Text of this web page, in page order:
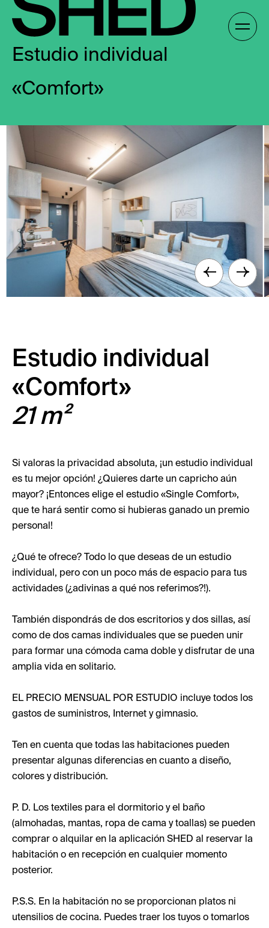
Skip
to
content
Estudio individual
«Comfort»
Estudio individual
«Comfort»
21 m²
Si valoras la privacidad absoluta, ¡un estudio individual
es tu mejor opción! ¿Quieres darte un capricho aún
mayor? ¡Entonces elige el estudio «Single Comfort»,
que te hará sentir como si hubieras ganado un premio
personal!
¿Qué te ofrece? Todo lo que deseas de un estudio
individual, pero con un poco más de espacio para tus
actividades (¿adivinas a qué nos referimos?!).
También dispondrás de dos escritorios y dos sillas, así
como de dos camas individuales que se pueden unir
para formar una cómoda cama doble y disfrutar de una
amplia vida en solitario.
EL PRECIO MENSUAL POR ESTUDIO incluye todos los
gastos de suministros, Internet y gimnasio.
Ten en cuenta que todas las habitaciones pueden
presentar algunas diferencias en cuanto a diseño,
colores y distribución.
P. D. Los textiles para el dormitorio y el baño
(almohadas, mantas, ropa de cama y toallas) se pueden
comprar o alquilar en la aplicación SHED al reservar la
habitación o en recepción en cualquier momento
posterior.
P.S.S. En la habitación no se proporcionan platos ni
utensilios de cocina. Puedes traer los tuyos o tomarlos
Galería /